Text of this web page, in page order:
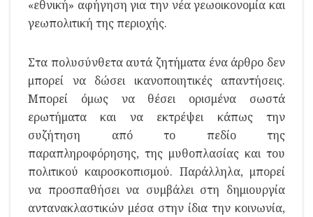
«εθνική» αφήγηση για την νέα γεωοικονομία και
γεωπολιτική της περιοχής.
Στα πολυσύνθετα αυτά ζητήματα ένα άρθρο δεν
μπορεί να δώσει ικανοποιητικές απαντήσεις.
Μπορεί όμως να θέσει ορισμένα σωστά
ερωτήματα και να εκτρέψει κάπως την
συζήτηση από το πεδίο της
παραπληροφόρησης, της μυθοπλασίας και του
πολιτικού καιροσκοπισμού. Παράλληλα, μπορεί
να προσπαθήσει να συμβάλει στη δημιουργία
αντανακλαστικών μέσα στην ίδια την κοινωνία,